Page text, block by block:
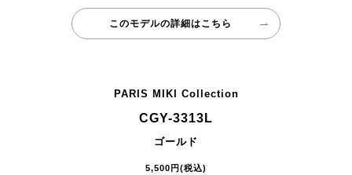
このモデルの詳細はこちら
PARIS MIKI Collection
CGY-3313L
ゴールド
5,500円(税込)